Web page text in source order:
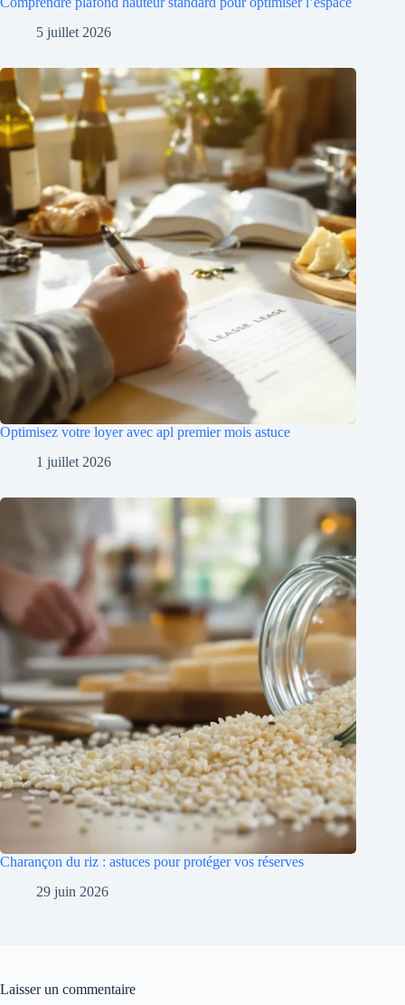
5 juillet 2026
Optimisez votre loyer avec apl premier mois astuce
1 juillet 2026
Charançon du riz : astuces pour protéger vos réserves
29 juin 2026
Laisser un commentaire